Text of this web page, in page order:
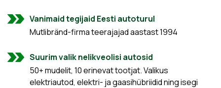
Vanimaid tegijaid Eesti autoturul
Mutlibränd-firma teerajajad aastast 1994
Suurim valik nelikveolisi autosid
50+ mudelit, 10 erinevat tootjat. Valikus
elektriautod, elektri- ja gaasihübriidid ning isegi